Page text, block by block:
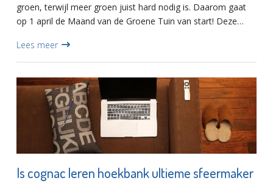
groen, terwijl meer groen juist hard nodig is. Daarom gaat
op 1 april de Maand van de Groene Tuin van start! Deze
maken van...
Lees meer
Is cognac leren hoekbank ultieme sfeermaker